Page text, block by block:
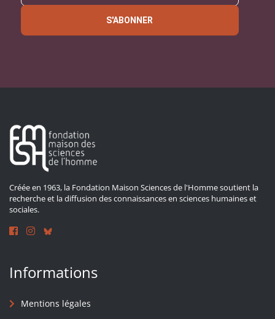
S'ABONNER
Créée en 1963, la Fondation Maison Sciences de l'Homme soutient la
recherche et la diffusion des connaissances en sciences humaines et
sociales.
Informations
Mentions légales